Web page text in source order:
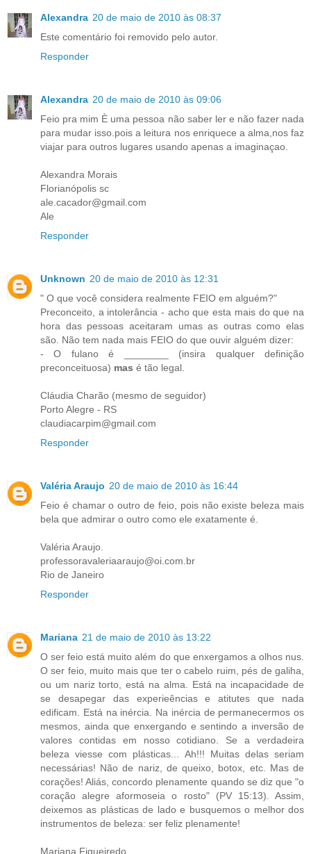
Alexandra 20 de maio de 2010 às 08:37
Este comentário foi removido pelo autor.
Responder
Alexandra 20 de maio de 2010 às 09:06
Feio pra mim È uma pessoa não saber ler e não fazer nada
para mudar isso.pois a leitura nos enriquece a alma,nos faz
viajar para outros lugares usando apenas a imaginaçao.
Alexandra Morais
Florianópolis sc
ale.cacador@gmail.com
Ale
Responder
Unknown 20 de maio de 2010 às 12:31
" O que você considera realmente FEIO em alguém?"
Preconceito, a intolerância - acho que esta mais do que na
hora das pessoas aceitaram umas as outras como elas
são. Não tem nada mais FEIO do que ouvir alguém dizer:
- O fulano é ________ (insira qualquer definição
preconceituosa) mas é tão legal.
Cláudia Charão (mesmo de seguidor)
Porto Alegre - RS
claudiacarpim@gmail.com
Responder
Valéria Araujo 20 de maio de 2010 às 16:44
Feio é chamar o outro de feio, pois não existe beleza mais
bela que admirar o outro como ele exatamente é.
Valéria Araujo.
professoravaleriaaraujo@oi.com.br
Rio de Janeiro
Responder
Mariana 21 de maio de 2010 às 13:22
O ser feio está muito além do que enxergamos a olhos nus.
O ser feio, muito mais que ter o cabelo ruim, pés de galiha,
ou um nariz torto, está na alma. Está na incapacidade de
se desapegar das experieências e atitutes que nada
edificam. Está na inércia. Na inércia de permanecermos os
mesmos, ainda que enxergando e sentindo a inversão de
valores contidas em nosso cotidiano. Se a verdadeira
beleza viesse com plásticas... Ah!!! Muitas delas seriam
necessárias! Não de nariz, de queixo, botox, etc. Mas de
corações! Aliás, concordo plenamente quando se diz que "o
coração alegre aformoseia o rosto" (PV 15:13). Assim,
deixemos as plásticas de lado e busquemos o melhor dos
instrumentos de beleza: ser feliz plenamente!
Mariana Figueiredo